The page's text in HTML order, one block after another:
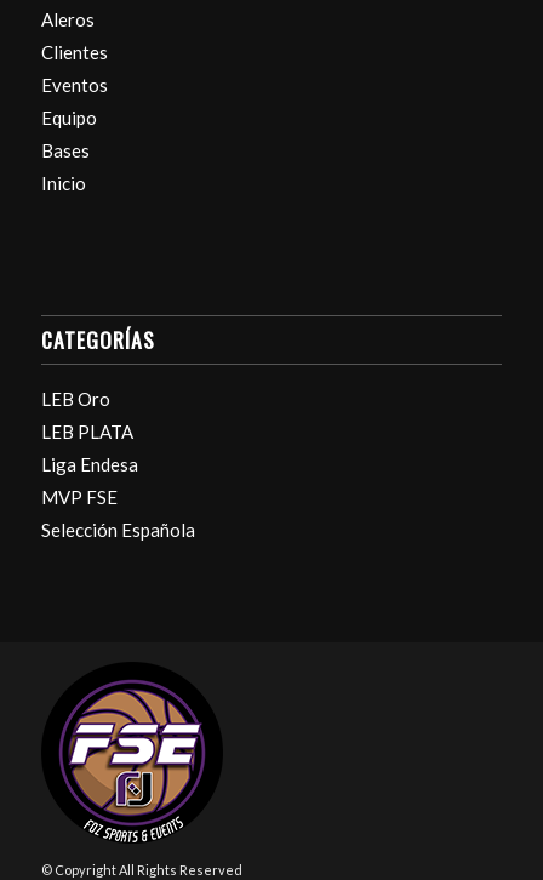
Aleros
Clientes
Eventos
Equipo
Bases
Inicio
CATEGORÍAS
LEB Oro
LEB PLATA
Liga Endesa
MVP FSE
Selección Española
© Copyright All Rights Reserved